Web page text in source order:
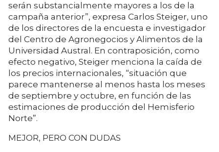
serán substancialmente mayores a los de la
campaña anterior”, expresa Carlos Steiger, uno
de los directores de la encuesta e investigador
del Centro de Agronegocios y Alimentos de la
Universidad Austral. En contraposición, como
efecto negativo, Steiger menciona la caída de
los precios internacionales, “situación que
parece mantenerse al menos hasta los meses
de septiembre y octubre, en función de las
estimaciones de producción del Hemisferio
Norte”.
MEJOR, PERO CON DUDAS